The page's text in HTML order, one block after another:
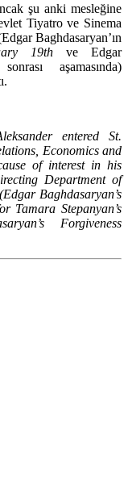
şu anki mesleğine
Tiyatro ve Sinema
Baghdasaryan’ın
19th ve Edgar
aşamasında)
entered St.
Economics and
of interest in his
Department of
Baghdasaryan’s
Tamara Stepanyan’s
Forgiveness